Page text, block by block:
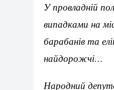
У провладній
випадками на
барабанів та
найдорожчі…
Народний